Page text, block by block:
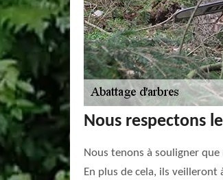
Nous respectons
Nous tenons à souligner
En plus de cela, ils veilleront